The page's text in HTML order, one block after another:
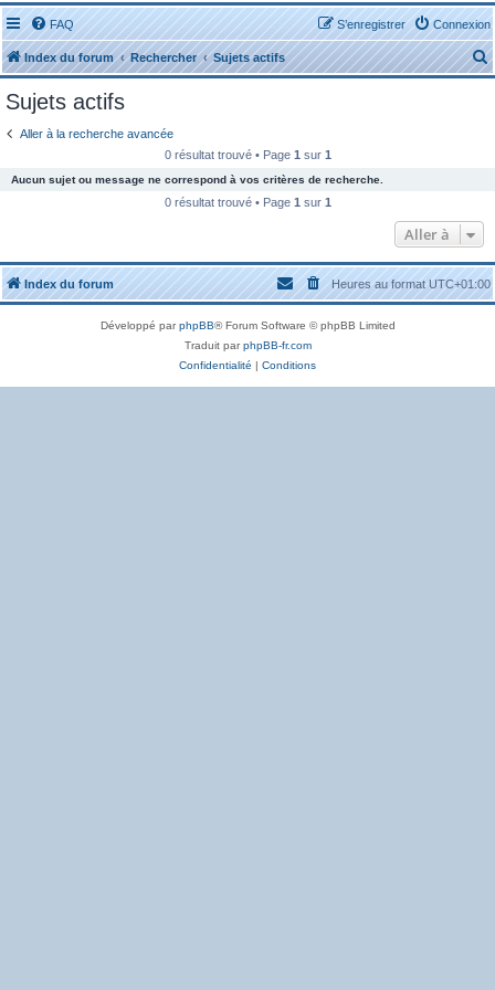
FAQ Connexion
S’enregistrer
Index du forum Rechercher Sujets actifs
e
e
r
Sujets actifs
Aller à la recherche avancée
0 résultat trouvé • Page 1 sur 1
Aucun sujet ou message ne correspond à vos critères de recherche.
0 résultat trouvé • Page 1 sur 1
Aller à
Index du forum Heures au formatUTC+01:00
Développé parphpBB® Forum Software © phpBB Limited
Traduit parphpBB-fr.com
Confidentialité | Conditions